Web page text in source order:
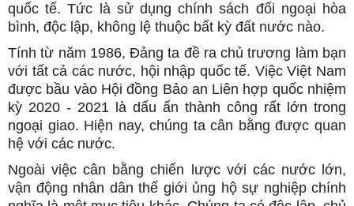
quốc tế. Tức là sử dụng chính sách đối ngoại hòa
bình, độc lập, không lệ thuộc bất kỳ đất nước nào.
Tính từ năm 1986, Đảng ta đề ra chủ trương làm bạn
với tất cả các nước, hội nhập quốc tế. Việc Việt Nam
được bầu vào Hội đồng Bảo an Liên hợp quốc nhiệm
kỳ 2020 - 2021 là dấu ấn thành công rất lớn trong
ngoại giao. Hiện nay, chúng ta cân bằng được quan
hệ với các nước.
Ngoài việc cân bằng chiến lược với các nước lớn,
vận động nhân dân thế giới ủng hộ sự nghiệp chính